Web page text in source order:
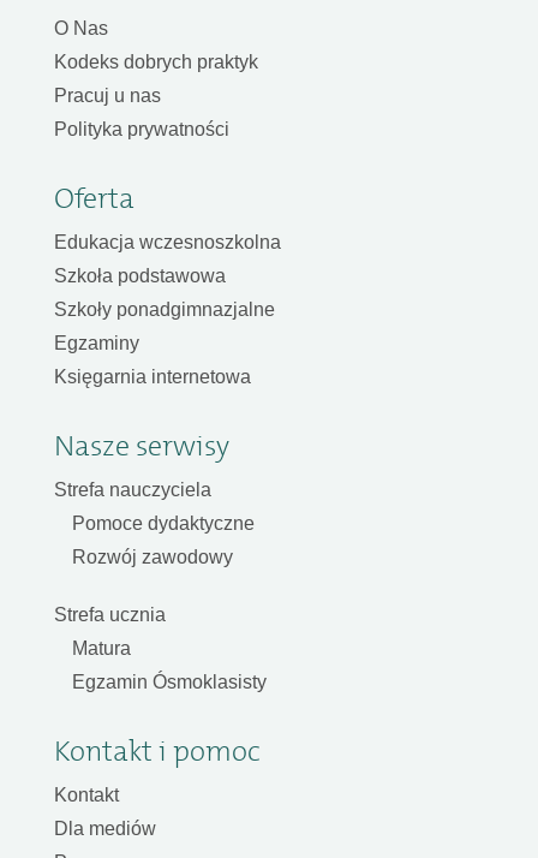
O Nas
Kodeks dobrych praktyk
Pracuj u nas
Polityka prywatności
Oferta
Edukacja wczesnoszkolna
Szkoła podstawowa
Szkoły ponadgimnazjalne
Egzaminy
Księgarnia internetowa
Nasze serwisy
Strefa nauczyciela
Pomoce dydaktyczne
Rozwój zawodowy
Strefa ucznia
Matura
Egzamin Ósmoklasisty
Kontakt i pomoc
Kontakt
Dla mediów